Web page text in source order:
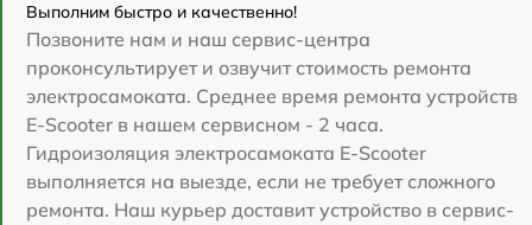
Выполним быстро и качественно!
Позвоните нам и наш сервис-центра
проконсультирует и озвучит стоимость ремонта
электросамоката. Среднее время ремонта устройств
E-Scooter в нашем сервисном - 2 часа.
Гидроизоляция электросамоката E-Scooter
выполняется на выезде, если не требует сложного
ремонта. Наш курьер доставит устройство в сервис-